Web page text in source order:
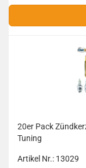
20er Pack
Tuning
Artikel Nr.: 13029